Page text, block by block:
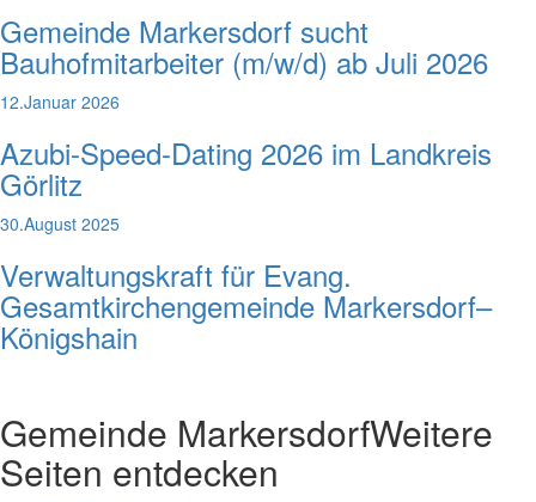
Gemeinde Markersdorf sucht
Bauhofmitarbeiter (m/w/d) ab Juli 2026
12.Januar 2026
Azubi-Speed-Dating 2026 im Landkreis
Görlitz
30.August 2025
Verwaltungskraft für Evang.
Gesamtkirchengemeinde Markersdorf–
Königshain
Gemeinde MarkersdorfWeitere
Seiten entdecken